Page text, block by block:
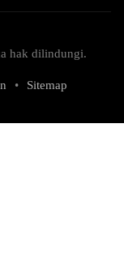
hak dilindungi.
• Sitemap